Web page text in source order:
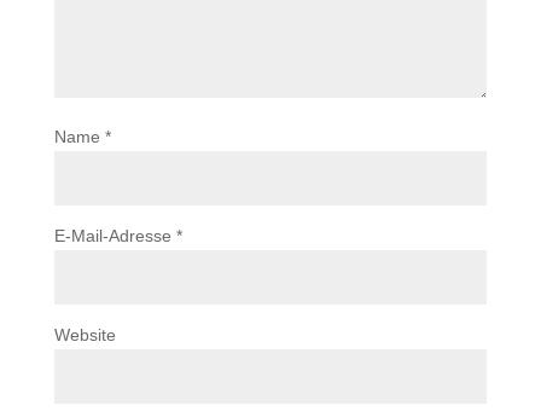
Name *
E-Mail-Adresse *
Website